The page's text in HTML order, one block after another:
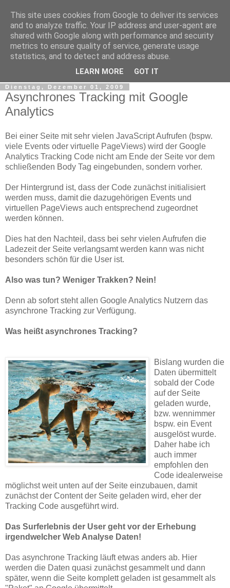
Web Analytics Inside
Google Analytics, Web Measurement, Tracking, Analyse,
Traffic, Web Analyse, Marketing Controlling, Tools
Dienstag, Dezember 01, 2009
Asynchrones Tracking mit Google
Analytics
Bei einer Seite mit sehr vielen JavaScript Aufrufen (bspw.
viele Events oder virtuelle PageViews) wird der Google
Analytics Tracking Code nicht am Ende der Seite vor dem
schließenden Body Tag eingebunden, sondern vorher.
Der Hintergrund ist, dass der Code zunächst initialisiert
werden muss, damit die dazugehörigen Events und
virtuellen PageViews auch entsprechend zugeordnet
werden können.
Dies hat den Nachteil, dass bei sehr vielen Aufrufen die
Ladezeit der Seite verlangsamt werden kann was nicht
besonders schön für die User ist.
Also was tun? Weniger Trakken? Nein!
Denn ab sofort steht allen Google Analytics Nutzern das
asynchrone Tracking zur Verfügung.
Was heißt asynchrones Tracking?
Bislang wurden die
Daten übermittelt
sobald der Code
auf der Seite
geladen wurde,
bzw. wennimmer
bspw. ein Event
ausgelöst wurde.
Daher habe ich
auch immer
empfohlen den
Code idealerweise
möglichst weit unten auf der Seite einzubauen, damit
zunächst der Content der Seite geladen wird, eher der
Tracking Code ausgeführt wird.
Das Surferlebnis der User geht vor der Erhebung
irgendwelcher Web Analyse Daten!
Das asynchrone Tracking läuft etwas anders ab. Hier
werden die Daten quasi zunächst gesammelt und dann
später, wenn die Seite komplett geladen ist gesammelt als
This site uses cookies from Google to deliver its services
and to analyze traffic. Your IP address and user-agent are
shared with Google along with performance and security
metrics to ensure quality of service, generate usage
statistics, and to detect and address abuse.
LEARN MORE GOT IT